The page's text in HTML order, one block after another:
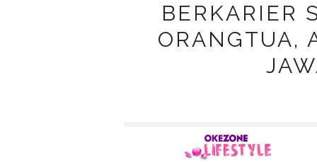
BERKARIER
ORANGTUA,